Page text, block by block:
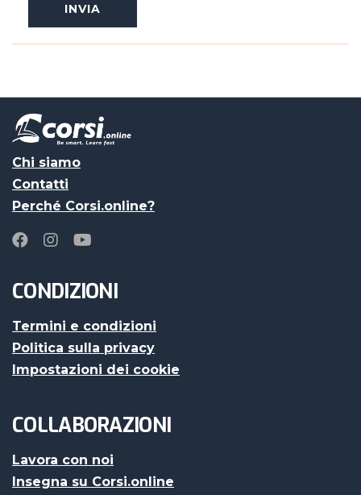
Chi siamo
Contatti
Perché Corsi.online?
CONDIZIONI
Termini e condizioni
Politica sulla privacy
Impostazioni dei cookie
COLLABORAZIONI
Lavora con noi
Insegna su Corsi.online